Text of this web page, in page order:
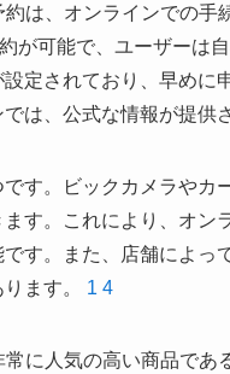
約は、オンラインでの手
が可能で、ユーザーは
定されており、早めに
は、公式な情報が提供
す。ビックカメラや
す。これにより、オ
す。また、店舗によ
ます。 1 4
常に人気の高い商品で